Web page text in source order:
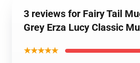
3 reviews for Fairy Tail
Grey Erza Lucy Classic
★★★★★